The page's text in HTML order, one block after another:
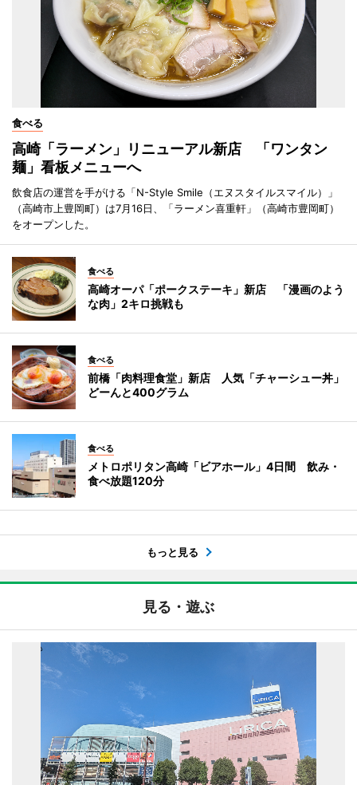
食べる
高崎「ラーメン」リニューアル新店 「ワンタン
麺」看板メニューへ
飲食店の運営を手がける「N-Style Smile（エヌスタイルスマイル）」
（高崎市上豊岡町）は7月16日、「ラーメン喜重軒」（高崎市豊岡町）
をオープンした。
食べる
高崎オーパ「ポークステーキ」新店 「漫画のよう
な肉」2キロ挑戦も
食べる
前橋「肉料理食堂」新店 人気「チャーシュー丼」
どーんと400グラム
食べる
メトロポリタン高崎「ビアホール」4日間 飲み・
食べ放題120分
もっと見る
見る・遊ぶ